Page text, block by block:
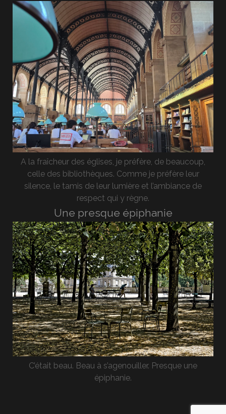
A la fraîcheur des églises, je préfère, de beaucoup,
celle des bibliothèques. Comme je préfère leur
silence, le tamis de leur lumière et l’ambiance de
respect qui y règne.
Une presque épiphanie
C’était beau. Beau à s’agenouiller. Presque une
épiphanie.